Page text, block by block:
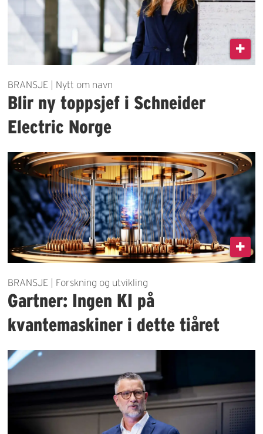
BRANSJE | Nytt om navn
Blir ny toppsjef i Schneider
Electric Norge
BRANSJE | Forskning og utvikling
Gartner: Ingen KI på
kvantemaskiner i dette tiåret